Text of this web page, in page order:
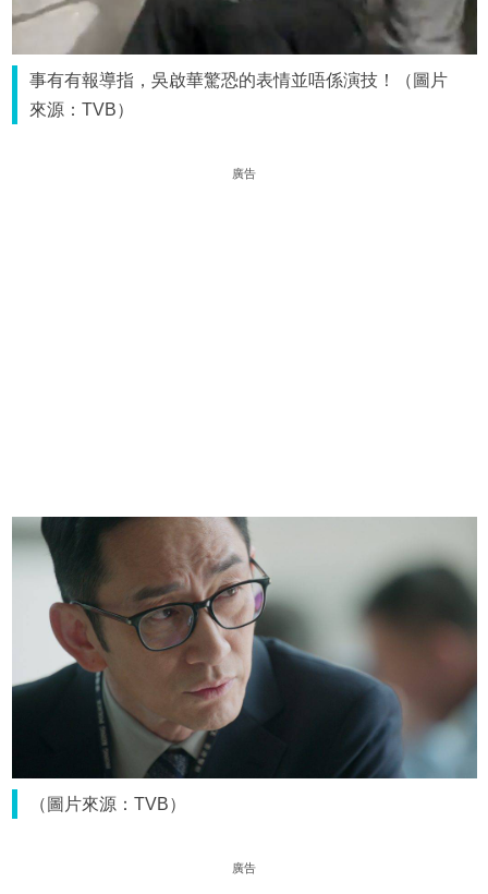
事有有報導指，吳啟華驚恐的表情並唔係演技！（圖片
來源：TVB）
廣告
（圖片來源：TVB）
廣告